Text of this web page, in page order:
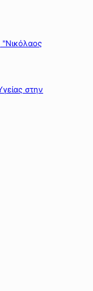
"Νικόλαος
στην